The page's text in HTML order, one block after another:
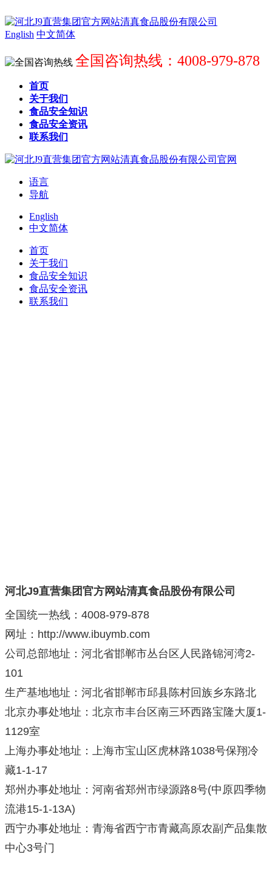
English 中文简体
全国咨询热线：4008-979-878
首页
关于我们
食品安全知识
食品安全资讯
联系我们
语言
导航
English
中文简体
首页
关于我们
食品安全知识
食品安全资讯
联系我们
河北J9直营集团官方网站清真食品股份有限公司
全国统一热线：4008-979-878
网址：http://www.ibuymb.com
公司总部地址：河北省邯郸市丛台区人民路锦河湾2-
101
生产基地地址：河北省邯郸市邱县陈村回族乡东路北
北京办事处地址：北京市丰台区南三环西路宝隆大厦1-
1129室
上海办事处地址：上海市宝山区虎林路1038号保翔冷
藏1-1-17
郑州办事处地址：河南省郑州市绿源路8号(中原四季物
流港15-1-13A)
西宁办事处地址：青海省西宁市青藏高原农副产品集散
中心3号门